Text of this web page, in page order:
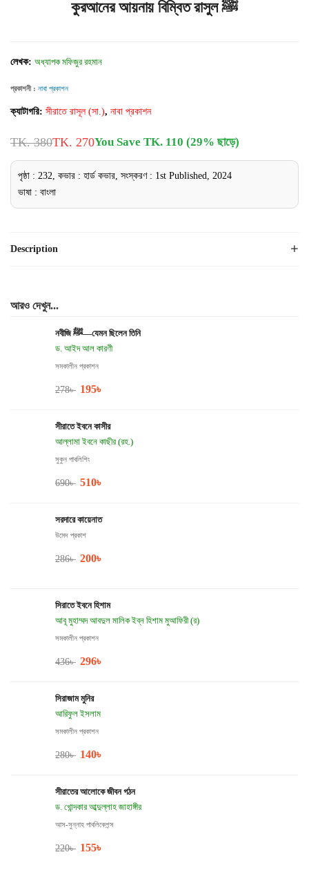
কুরআনের আয়নায় বিম্বিত রাসুল ﷺ
লেখক: অধ্যাপক মফিজুর রহমান
প্রকাশনী : নাবা প্রকাশন
ক্যাটাগরি: সীরাতে রাসূল (সা.), নাবা প্রকাশন
TK. 380TK. 270You Save TK. 110 (29% ছাড়ে)
পৃষ্ঠা : 232, কভার : হার্ড কভার, সংস্করণ : 1st Published, 2024
ভাষা : বাংলা
Description
আরও দেখুন...
নবীজি ﷺ—যেমন ছিলেন তিনি
ড. আইদ আল কারণী
সমকালীন প্রকাশন
278৳ 195৳
সীরাতে ইবনে কাসীর
আল্লামা ইবনে কাছীর (রহ.)
সুকুন পাবলিশিং
690৳ 510৳
সরদারে কায়েনাত
উমেদ প্রকাশ
286৳ 200৳
সিরাতে ইবনে হিশাম
আবূ মুহাম্মদ আবদুল মালিক ইব্‌ন হিশাম মুআফিরী (র)
সমকালীন প্রকাশন
436৳ 296৳
সিরাজাম মুনির
আরিফুল ইসলাম
সমকালীন প্রকাশন
280৳ 140৳
সীরাতের আলোকে জীবন গঠন
ড. খোন্দকার আব্দুল্লাহ জাহাঙ্গীর
আস-সুন্নাহ পাবলিকেশন্স
220৳ 155৳